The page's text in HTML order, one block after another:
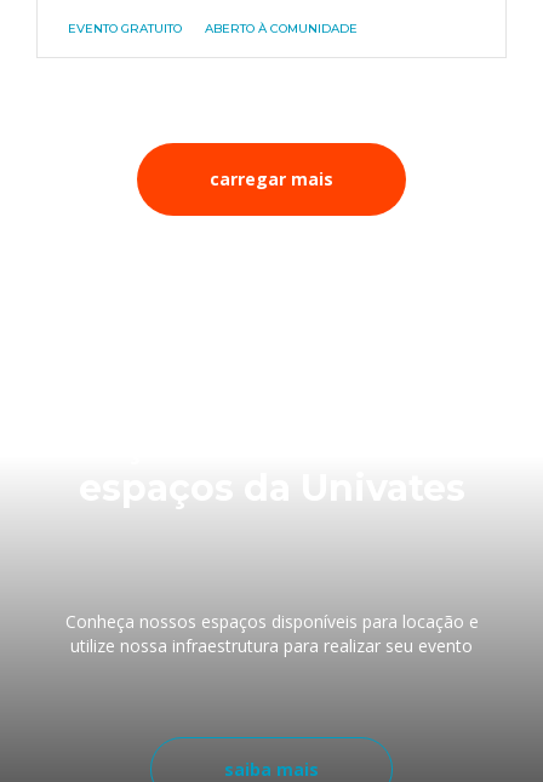
EVENTO GRATUITO ABERTO À COMUNIDADE
carregar mais
Conheça nossos espaços disponíveis para locação e
utilize nossa infraestrutura para realizar seu evento
saiba mais